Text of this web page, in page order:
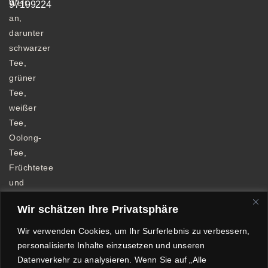
Wir schätzen Ihre Privatsphäre
Wir verwenden Cookies, um Ihr Surferlebnis zu verbessern,
personalisierte Inhalte einzusetzen und unseren
Datenverkehr zu analysieren. Wenn Sie auf „Alle
Welt
an,
darunter
schwarzer
Tee,
grüner
Tee,
weißer
Tee,
Oolong-
Tee,
Früchtetee
und
97199224
Allgemeine Geschäftsbedingungen